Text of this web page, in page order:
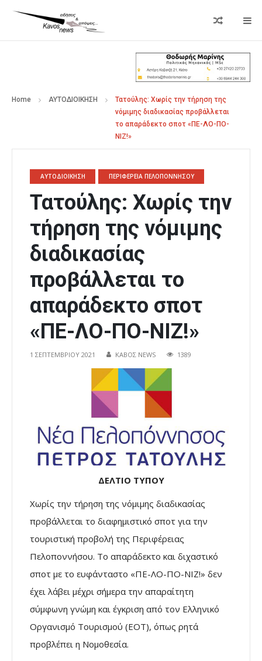
Home ΑΥΤΟΔΙΟΙΚΗΣΗ
Τατούλης: Χωρίς την τήρηση της
νόμιμης διαδικασίας προβάλλεται
το απαράδεκτο σποτ «ΠΕ-ΛΟ-ΠΟ-
ΝΙΖ!»
ΑΥΤΟΔΙΟΙΚΗΣΗ ΠΕΡΙΦΕΡΕΙΑ ΠΕΛΟΠΟΝΝΗΣΟΥ
Τατούλης: Χωρίς την
τήρηση της νόμιμης
διαδικασίας
προβάλλεται το
απαράδεκτο σποτ
«ΠΕ-ΛΟ-ΠΟ-ΝΙΖ!»
1 ΣΕΠΤΕΜΒΡΊΟΥ 2021 ΚΑΒΟΣ NEWS 1389
ΔΕΛΤΙΟ ΤΥΠΟΥ
Χωρίς την τήρηση της νόμιμης διαδικασίας
προβάλλεται το διαφημιστικό σποτ για την
τουριστική προβολή της Περιφέρειας
Πελοποννήσου. Το απαράδεκτο και διχαστικό
σποτ με το ευφάνταστο «ΠΕ-ΛΟ-ΠΟ-ΝΙΖ!» δεν
έχει λάβει μέχρι σήμερα την απαραίτητη
σύμφωνη γνώμη και έγκριση από τον Ελληνικό
Οργανισμό Τουρισμού (ΕΟΤ), όπως ρητά
προβλέπει η Νομοθεσία.